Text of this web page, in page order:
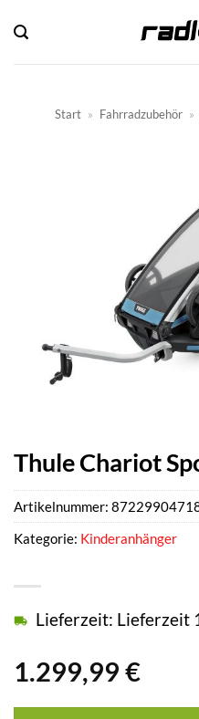
Inhalt
springen
Start » Fahrradzubehör »
Thule Chariot
1.299,99 €
Lieferzeit: Lieferzeit
Artikelnummer:
Kategorie: Kinderanhänger